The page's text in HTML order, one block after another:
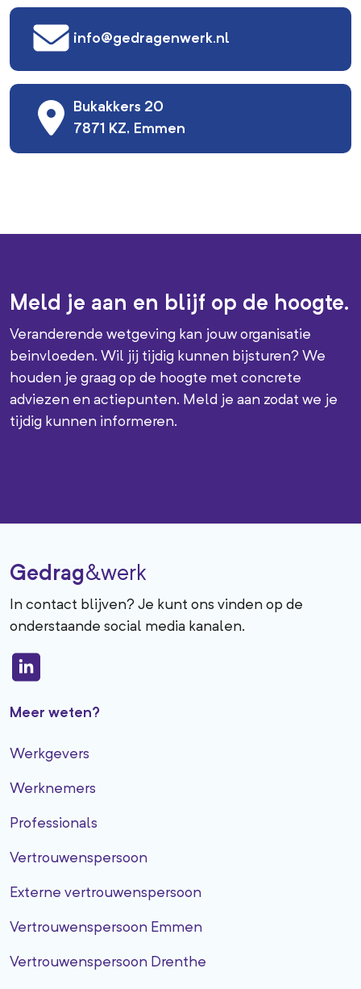
info@gedragenwerk.nl
Bukakkers 20
7871 KZ, Emmen
Meld je aan en blijf op de hoogte.
Veranderende wetgeving kan jouw organisatie
beinvloeden. Wil jij tijdig kunnen bijsturen? We
houden je graag op de hoogte met concrete
adviezen en actiepunten. Meld je aan zodat we je
tijdig kunnen informeren.
Gedrag&werk
In contact blijven? Je kunt ons vinden op de
onderstaande social media kanalen.
Meer weten?
Werkgevers
Werknemers
Professionals
Vertrouwenspersoon
Externe vertrouwenspersoon
Vertrouwenspersoon Emmen
Vertrouwenspersoon Drenthe